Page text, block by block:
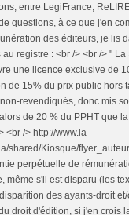
entre LegiFrance,
questions, à ce que j'en
des éditeurs, je lis
registre : <br /> <br /> "
une licence exclusive de
de 15% du prix public hors
revendiqués, donc mis
de 20 % du PPHT que
<br /> http://www.la-
shared/Kiosque/
perpétuelle de
même s'il est disparu (les
des ayants-droit
droit d'édition, si j'en crois